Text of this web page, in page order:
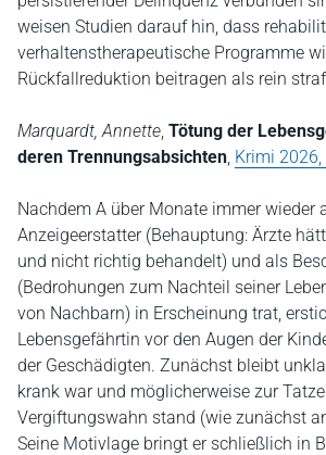
weisen Studien darauf hin, dass
verhaltenstherapeutische Programme
Rückfallreduktion beitragen als rein
Marquardt, Annette Tötung der
deren Trennungsabsichten Krimi 2026,
Nachdem A über Monate immer wieder
Anzeigeerstatter (Behauptung: Ärzte
und nicht richtig behandelt) und als
(Bedrohungen zum Nachteil seiner
von Nachbarn) in Erscheinung trat,
Lebensgefährtin vor den Augen der
der Geschädigten. Zunächst bleibt
krank war und möglicherweise zur
Vergiftungswahn stand (wie zunächst
Seine Motivlage bringt er schließlich in